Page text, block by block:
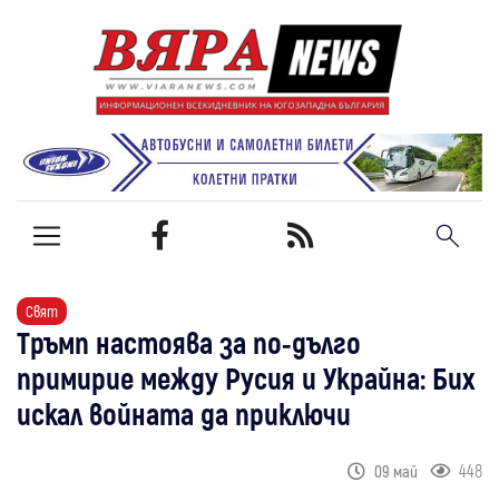
Свят
Тръмп настоява за по-дълго
примирие между Русия и Украйна: Бих
искал войната да приключи
09 май 448